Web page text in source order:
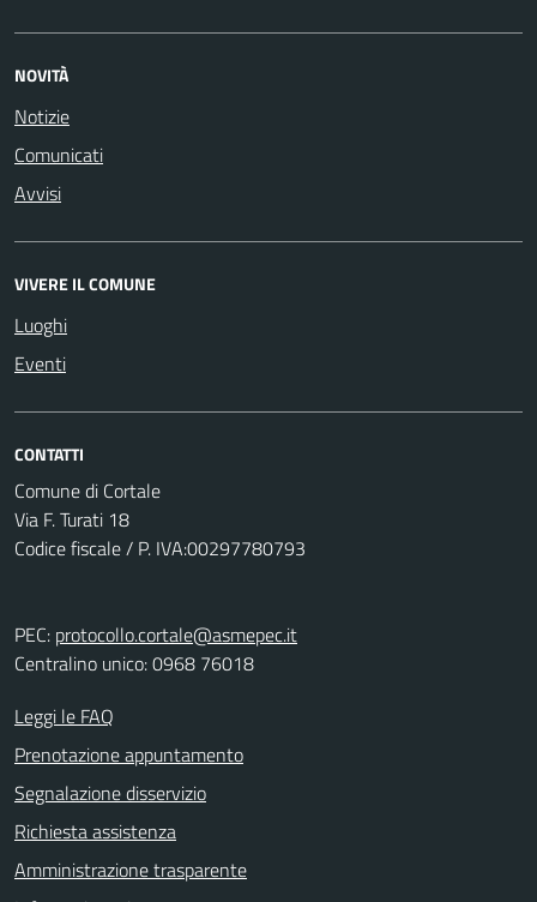
NOVITÀ
Notizie
Comunicati
Avvisi
VIVERE IL COMUNE
Luoghi
Eventi
CONTATTI
Comune di Cortale
Via F. Turati 18
Codice fiscale / P. IVA:00297780793
PEC: protocollo.cortale@asmepec.it
Centralino unico: 0968 76018
Leggi le FAQ
Prenotazione appuntamento
Segnalazione disservizio
Richiesta assistenza
Amministrazione trasparente